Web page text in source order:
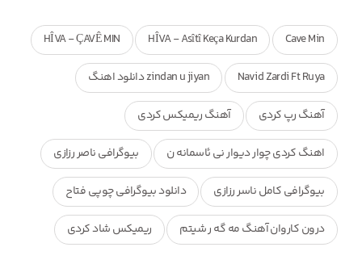
Cave Min
HÎVA - Asîtî Keça Kurdan
HÎVA - ÇAVÊ MIN
Navid Zardi Ft Ruya zindan u jiyan دانلود اهنگ
آهنگ رپ کردی آهنگ ریمیکس کردی
اهنگ کردی چوار دیوار نی ئاسمانه ن بیوگرافی ناصر رزازی
بیوگرافی کامل ناسر رزازی دانلود بیوگرافی چوپی فتاح
درون کاروان آهنگ مه گه ر شیتم ریمیکس شاد کردی